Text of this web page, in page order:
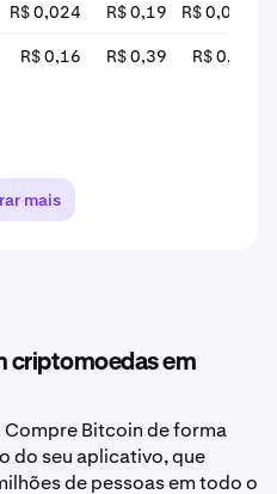
R$ 0,024 R$ 0,19 R$ 0,025
R$ 0,16 R$ 0,39 R$ 0,19
mais
criptomoedas em
Bitcoin de forma
do seu aplicativo, que
de pessoas em todo o